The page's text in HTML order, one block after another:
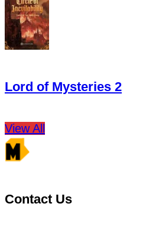
Lord of Mysteries 2
View All
Contact Us